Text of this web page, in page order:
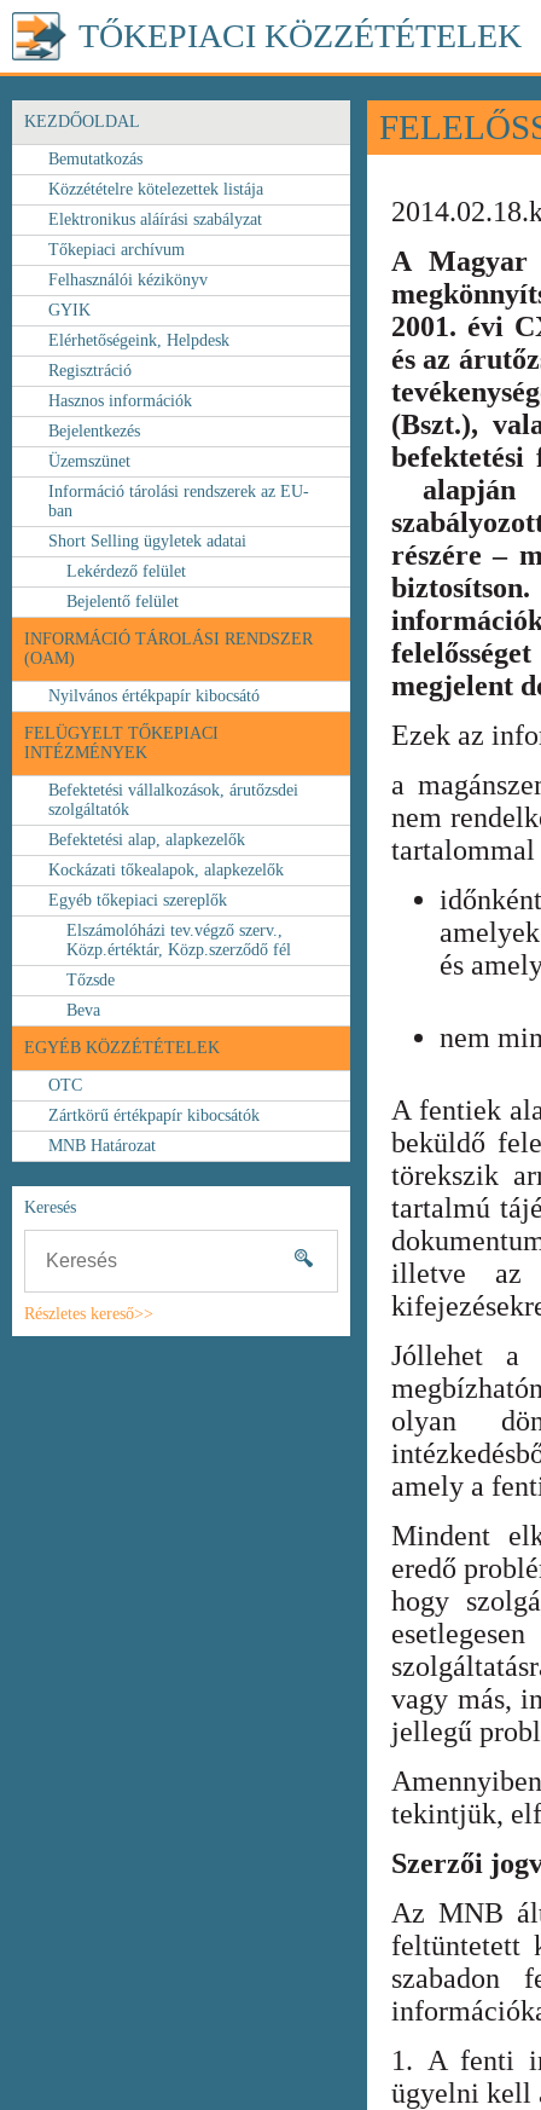
TŐKEPIACI KÖZZÉTÉTELEK
KEZDŐOLDAL
Bemutatkozás
Közzétételre kötelezettek listája
Elektronikus aláírási szabályzat
Tőkepiaci archívum
Felhasználói kézikönyv
GYIK
Elérhetőségeink, Helpdesk
Regisztráció
Hasznos információk
Bejelentkezés
Üzemszünet
Információ tárolási rendszerek az EU-
ban
Short Selling ügyletek adatai
Lekérdező felület
Bejelentő felület
INFORMÁCIÓ TÁROLÁSI RENDSZER
(OAM)
Nyilvános értékpapír kibocsátó
FELÜGYELT TŐKEPIACI
INTÉZMÉNYEK
Befektetési vállalkozások, árutőzsdei
szolgáltatók
Befektetési alap, alapkezelők
Kockázati tőkealapok, alapkezelők
Egyéb tőkepiaci szereplők
Elszámolóházi tev.végző szerv.,
Közp.értéktár, Közp.szerződő fél
Tőzsde
Beva
EGYÉB KÖZZÉTÉTELEK
OTC
Zártkörű értékpapír kibocsátók
MNB Határozat
Keresés
Részletes kereső>>
A Magyar
2001. évi
és az
(Bszt.),
alapján
részére –
megjelent
Ezek az
a
nem
és
nem
A fentiek
beküldő
törekszik
tartalmú
illetve az
Jóllehet a
olyan
amely a
Mindent
eredő
hogy
vagy más,
jellegű
tekintjük,
Szerzői
Az MNB
feltüntetett
szabadon
1. A fenti
ügyelni kell